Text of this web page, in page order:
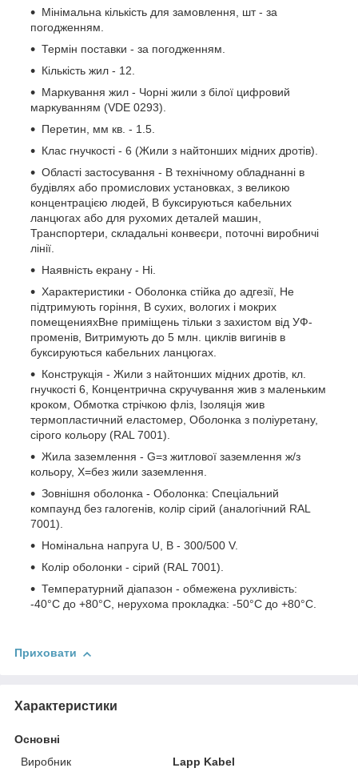
Мінімальна кількість для замовлення, шт - за
погодженням.
Термін поставки - за погодженням.
Кількість жил - 12.
Маркування жил - Чорні жили з білої цифровий
маркуванням (VDE 0293).
Перетин, мм кв. - 1.5.
Клас гнучкості - 6 (Жили з найтонших мідних дротів).
Області застосування - В технічному обладнанні в
будівлях або промислових установках, з великою
концентрацією людей, В буксируються кабельних
ланцюгах або для рухомих деталей машин,
Транспортери, складальні конвеєри, поточні виробничі
лінії.
Наявність екрану - Ні.
Характеристики - Оболонка стійка до адгезії, Не
підтримують горіння, В сухих, вологих і мокрих
помещенияхВне приміщень тільки з захистом від УФ-
променів, Витримують до 5 млн. циклів вигинів в
буксируються кабельних ланцюгах.
Конструкція - Жили з найтонших мідних дротів, кл.
гнучкості 6, Концентрична скручування жив з маленьким
кроком, Обмотка стрічкою фліз, Ізоляція жив
термопластичний еластомер, Оболонка з поліуретану,
сірого кольору (RAL 7001).
Жила заземлення - G=з житлової заземлення ж/з
кольору, Х=без жили заземлення.
Зовнішня оболонка - Оболонка: Спеціальний
компаунд без галогенів, колір сірий (аналогічний RAL
7001).
Номінальна напруга U, В - 300/500 V.
Колір оболонки - сірий (RAL 7001).
Температурний діапазон - обмежена рухливість:
-40°C до +80°C, нерухома прокладка: -50°C до +80°C.
Приховати
Характеристики
Основні
Виробник
Lapp Kabel